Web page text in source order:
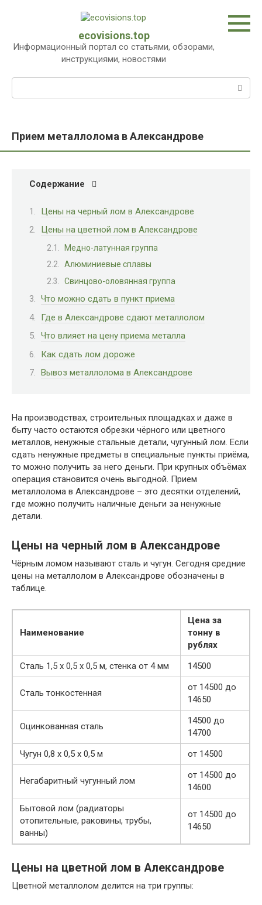
ecovisions.top
Информационный портал со статьями, обзорами,
инструкциями, новостями
Прием металлолома в Александрове
Содержание
Цены на черный лом в Александрове
Цены на цветной лом в Александрове
Медно-латунная группа
Алюминиевые сплавы
Свинцово-оловянная группа
Что можно сдать в пункт приема
Где в Александрове сдают металлолом
Что влияет на цену приема металла
Как сдать лом дороже
Вывоз металлолома в Александрове
На производствах, строительных площадках и даже в
быту часто остаются обрезки чёрного или цветного
металлов, ненужные стальные детали, чугунный лом. Если
сдать ненужные предметы в специальные пункты приёма,
то можно получить за него деньги. При крупных объёмах
операция становится очень выгодной. Прием
металлолома в Александрове – это десятки отделений,
где можно получить наличные деньги за ненужные
детали.
Цены на черный лом в Александрове
Чёрным ломом называют сталь и чугун. Сегодня средние
цены на металлолом в Александрове обозначены в
таблице.
Наименование
Цена за
тонну в
рублях
Сталь 1,5 х 0,5 х 0,5 м, стенка от 4 мм
14500
Сталь тонкостенная
от 14500 до
14650
Оцинкованная сталь
14500 до
14700
Чугун 0,8 х 0,5 х 0,5 м
от 14500
Негабаритный чугунный лом
от 14500 до
14600
Бытовой лом (радиаторы
отопительные, раковины, трубы,
ванны)
от 14500 до
14650
Цены на цветной лом в Александрове
Цветной металлолом делится на три группы: